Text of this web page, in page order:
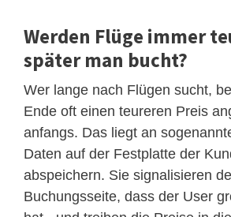
Werden Flüge immer
später man bucht?
Wer lange nach Flügen sucht,
Ende oft einen teureren Preis
anfangs. Das liegt an
Daten auf der Festplatte der
abspeichern. Sie signalisieren
Buchungsseite, dass der User